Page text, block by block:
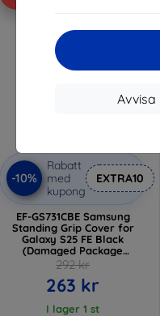
Avvisa
-10%
Rabatt
med
kupong
EXTRA10
EF-GS731CBE Samsung
Standing Grip Cover for
Galaxy S25 FE Black
(Damaged Package
(57983131936)
292 kr
263 kr
I lager 1 st